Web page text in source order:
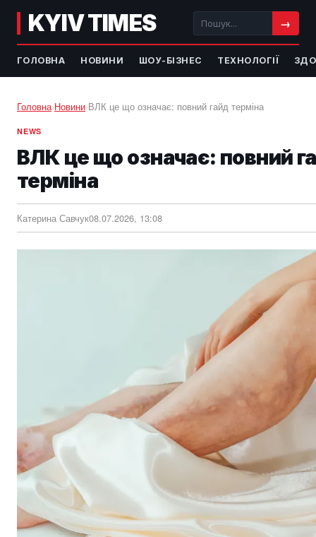
KYIV TIMES →
ГОЛОВНА НОВИНИ ШОУ-БІЗНЕС ТЕХНОЛОГІЇ
Головна›Новини›ВЛК це що означає: повний гайд терміна
NEWS
ВЛК це що означає: повний
терміна
Катерина Савчук08.07.2026, 13:08